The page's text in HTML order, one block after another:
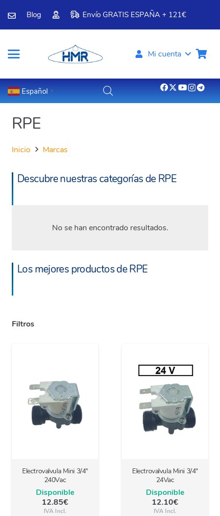
Blog Envío GRATIS ESPAÑA + 121€
Mi cuenta
Español ▼
RPE
Inicio Marcas
Descubre nuestras categorías de RPE
No se han encontrado resultados.
Los mejores productos de RPE
Filtros
Electrovalvula Mini 3/4″
240Vac
Disponible
12.85€
IVA Incl.
Electrovalvula Mini 3/4″
24Vac
Disponible
12.10€
IVA Incl.